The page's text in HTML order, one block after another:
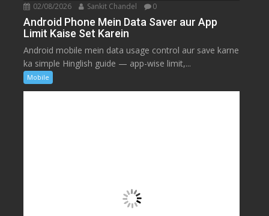
02/08/2026 Sankit Chandel 0
Android Phone Mein Data Saver aur App
Limit Kaise Set Karein
Android mobile mein data usage control aur save karne
ka simple Hinglish guide — app-wise limit,...
Mobile